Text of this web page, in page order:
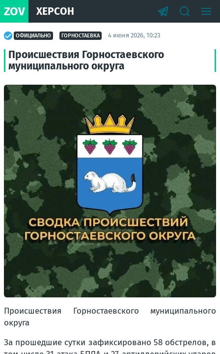
ZOV ХЕРСОН
ОФИЦИАЛЬНО ГОРНОСТАЕВКА 4 июня 2026, 10:23
Происшествия Горностаевского
муниципального округа
Происшествия Горностаевского муниципального
округа
За прошедшие сутки зафиксировано 58 обстрелов, в